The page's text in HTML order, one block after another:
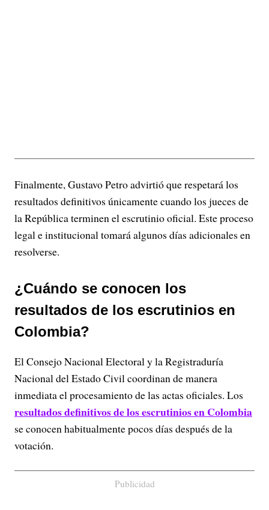
Finalmente, Gustavo Petro advirtió que respetará los
resultados definitivos únicamente cuando los jueces de
la República terminen el escrutinio oficial. Este proceso
legal e institucional tomará algunos días adicionales en
resolverse.
¿Cuándo se conocen los
resultados de los escrutinios en
Colombia?
El Consejo Nacional Electoral y la Registraduría
Nacional del Estado Civil coordinan de manera
inmediata el procesamiento de las actas oficiales. Los
resultados definitivos de los escrutinios en Colombia
se conocen habitualmente pocos días después de la
votación.
Publicidad